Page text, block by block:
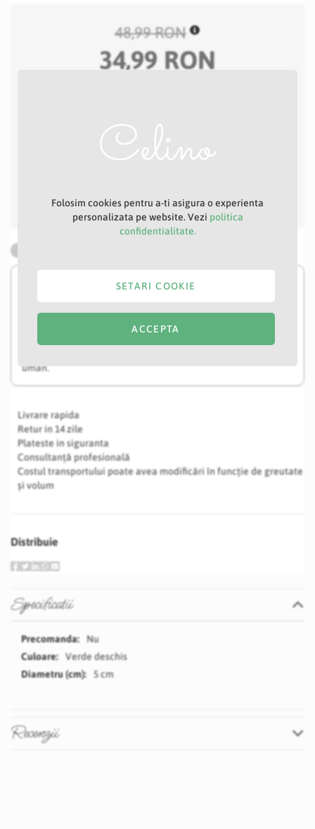
* Culorile si texturile folosite pot fi usor diferite fata de
produsului, in functie de lumina si de setarile monitorului sau
a dispozitivului dvs., cat si datorita luminii in care au fost
realizate pozele de produs sau a perceptiei usor diferite a
uman.
Livrare rapida
Retur in 14 zile
Plateste in siguranta
Consultanță profesională
Costul transportului poate avea modificări în funcție de greutate
și volum
Distribuie
48,99 RON
34,99 RON
Adauga in cos
Salveaza in Wishlist
Specificatii
Specificatii
Nu
Verde deschis
5 cm
Recenzii
Folosim cookies pentru a-ti asigura o experienta
personalizata pe website. Vezi politica
confidentialitate.
ACCEPTA
SETARI COOKIE